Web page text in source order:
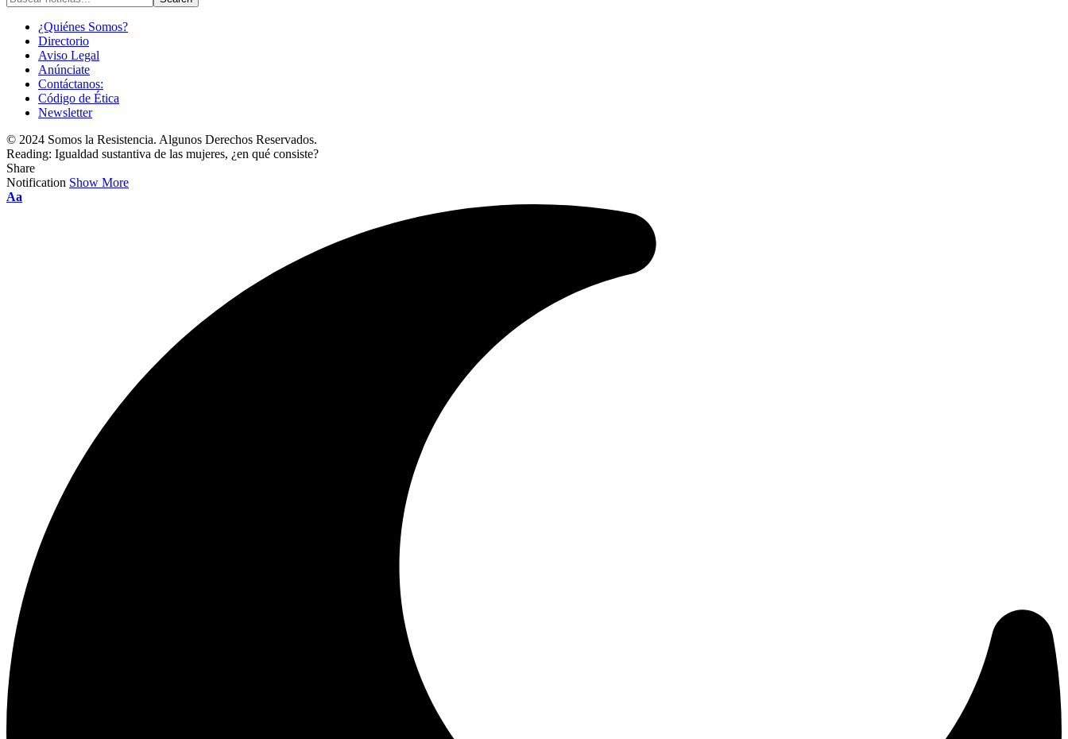
¿Quiénes Somos?
Directorio
Aviso Legal
Anúnciate
Contáctanos:
Código de Ética
Newsletter
© 2024 Somos la Resistencia. Algunos Derechos Reservados.
Reading: Igualdad sustantiva de las mujeres, ¿en qué consiste?
Share
Notification Show More
Font
Aa